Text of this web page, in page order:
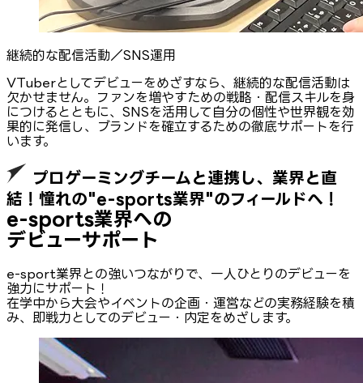
継続的な配信活動／SNS運用
VTuberとしてデビューをめざすなら、継続的な配信活動は
欠かせません。ファンを増やすための戦略・配信スキルを身
につけるとともに、SNSを活用して自分の個性や世界観を効
果的に発信し、ブランドを確立するための徹底サポートを行
います。
プロゲーミングチームと連携し、業界と直
結！憧れの"e-sports業界"のフィールドへ！
e-sports業界への
デビューサポート
e-sport業界との強いつながりで、一人ひとりのデビューを
強力にサポート！
在学中から大会やイベントの企画・運営などの実務経験を積
み、即戦力としてのデビュー・内定をめざします。